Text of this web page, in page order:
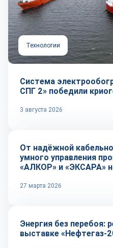
Технологии
Система
СПГ 2» победили
3 августа 2026
Репортаж
От надёжной
умного управления
«АЛКОР» и «ЭКСАРА»
27 марта 2026
Репортаж
Энергия без перебоя:
выставке «Нефтегаз-